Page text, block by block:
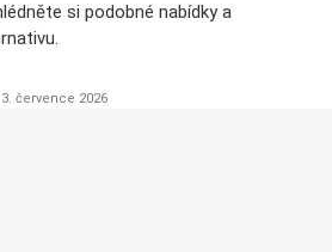
si podobné nabídky a
července 2026